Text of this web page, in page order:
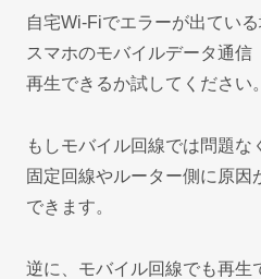
自宅Wi-Fiでエラーが出てい
スマホのモバイルデータ通信
再生できるか試してください。
もしモバイル回線では問題
固定回線やルーター側に原
できます。
逆に、モバイル回線でも再生